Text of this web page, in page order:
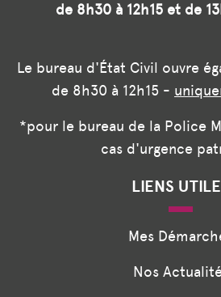
de 8h30 à 12h15 et de
Le bureau d'État Civil ouvre
de 8h30 à 12h15 -
*pour le bureau de la Police
cas d'urgence
LIENS
Mes
Nos